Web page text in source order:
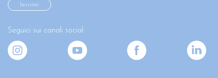
Seguici sui canali social: